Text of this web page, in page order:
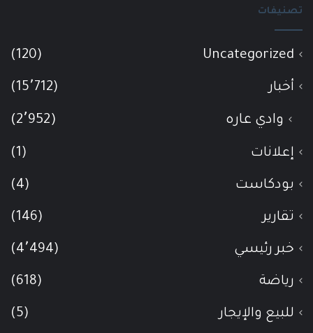
تصنيفات
Uncategorized
(120)
أخبار (15٬712)
وادي عاره (2٬952)
إعلانات (1)
بودكاست (4)
تقارير (146)
خبر رئيسي (4٬494)
رياضة (618)
للبيع والإيجار (5)